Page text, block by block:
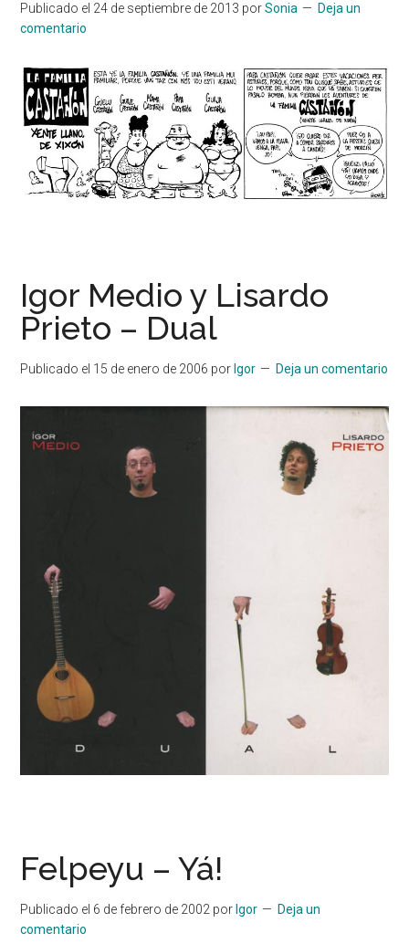
Publicado el 24 de septiembre de 2013 porSonia
Deja un
comentario
Igor Medio y Lisardo
Prieto – Dual
Publicado el 15 de enero de 2006 por Igor Deja un comentario
Felpeyu – Yá!
Publicado el 6 de febrero de 2002 por Igor
Deja un
comentario